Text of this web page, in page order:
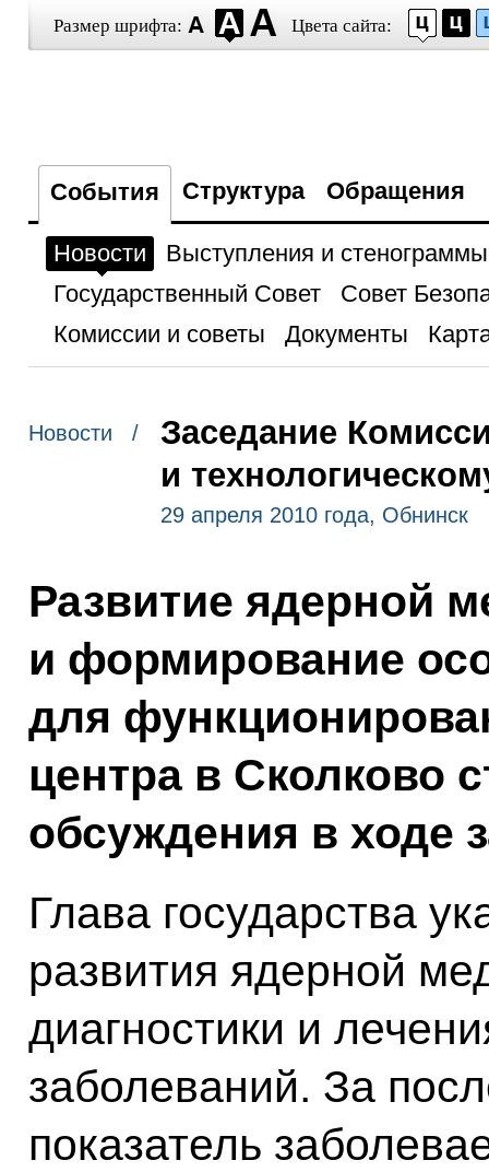
Размер шрифта: Цвета сайта:
События Структура Обращения
Новости
Выступления и стенограммы
Государственный Совет
Совет
Комиссии и советы
Документы
Новости /
Заседание
и
29 апреля 2010 года, Обнинск
Развитие ядерной
и формирование
для
центра в Сколково
обсуждения в ходе
Глава государства
развития ядерной
диагностики и
заболеваний. За
показатель